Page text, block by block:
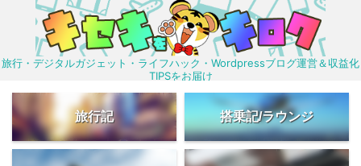
旅行・デジタルガジェット・ライフハック・Wordpressブログ運営＆収益化
TIPSをお届け
旅行記 搭乗記/ラウンジ